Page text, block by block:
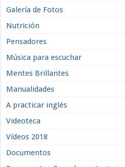
Galería de Fotos
Nutrición
Pensadores
Música para escuchar
Mentes Brillantes
Manualidades
A practicar inglés
Videoteca
Vídeos 2018
Documentos